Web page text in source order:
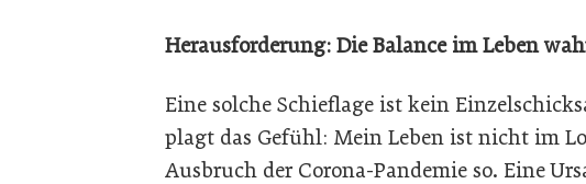
Herausforderung: Die Balance im Leben
Eine solche Schieflage ist kein
plagt das Gefühl: Mein Leben ist nicht im
Ausbruch der Corona-Pandemie so. Eine